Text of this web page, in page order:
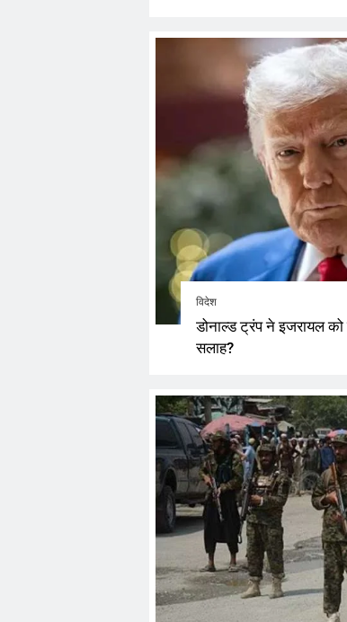
विदेश
डोनाल्ड ट्रंप ने इजरायल को
सलाह?